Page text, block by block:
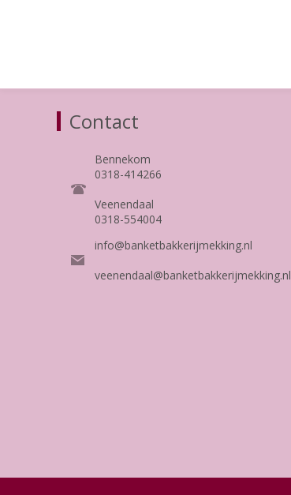
Contact
Bennekom
0318-414266
Veenendaal
0318-554004
info@banketbakkerijmekking.nl
veenendaal@banketbakkerijmekking.nl